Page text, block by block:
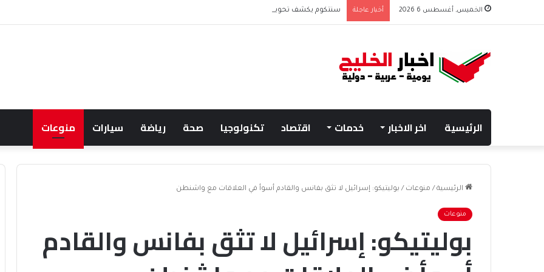
الخميس, أغسطس 6 2026 أخبار عاجلة سنتكوم يكشف تحويل مسار 48 سفينة منذ استئناف حصار إيران
الرئيسية اخر الاخبار خدمات اقتصاد تكنولوجيا صحة رياضة سيارات منوعات
الرئيسية / منوعات / بوليتيكو: إسرائيل لا تثق بفانس والقادم أسوأ في العلاقات مع واشنطن
منوعات
بوليتيكو: إسرائيل لا تثق بفانس والقادم